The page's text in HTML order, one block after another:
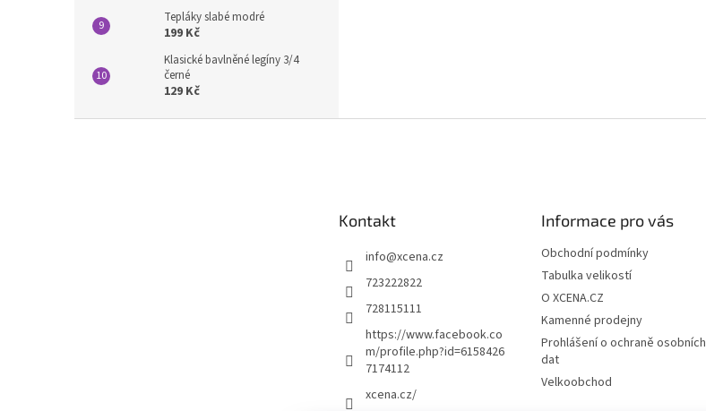
Tepláky slabé modré
199 Kč
Klasické bavlněné legíny 3/4
černé
129 Kč
Kontakt
info@xcena.cz
723222822
728115111
https://www.facebook.co
m/profile.php?id=6158426
7174112
xcena.cz/
Informace pro vás
Obchodní podmínky
Tabulka velikostí
O XCENA.CZ
Kamenné prodejny
Prohlášení o ochraně osobních
dat
Velkoobchod